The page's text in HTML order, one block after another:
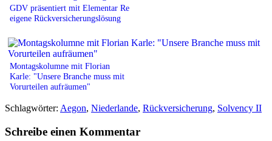
GDV präsentiert mit Elementar Re
eigene Rückversicherungslösung
Montagskolumne mit Florian
Karle: "Unsere Branche muss mit
Vorurteilen aufräumen"
Schlagwörter: Aegon, Niederlande, Rückversicherung, Solvency II
Schreibe einen Kommentar